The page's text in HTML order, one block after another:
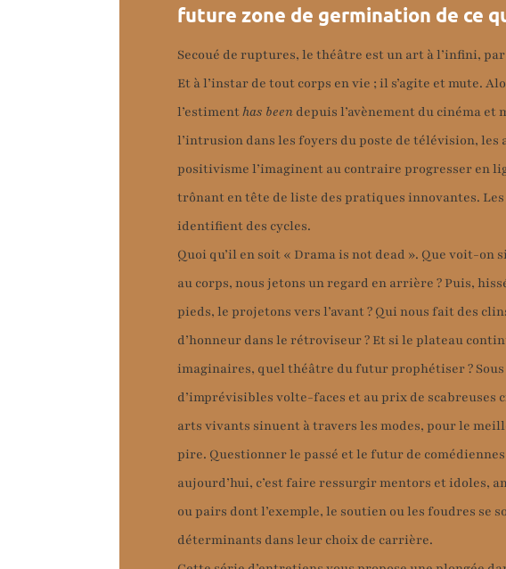
future zone de germination de ce
Secoué de ruptures, le théâtre est un art à l’infini,
Et à l’instar de tout corps en vie ; il s’agite et mute.
l’estimenthas beendepuis l’avènement du cinéma et
l’intrusion dans les foyers du poste de télévision, les
positivisme l’imaginent au contraire progresser en
trônant en tête de liste des pratiques innovantes. Les
identifient des cycles.
Quoi qu’il en soit « Drama is not dead ». Que voit-on
au corps, nous jetons un regard en arrière ? Puis,
pieds, le projetons vers l’avant ? Qui nous fait des
d’honneur dans le rétroviseur ? Et si le plateau
imaginaires, quel théâtre du futur prophétiser ? Sous
d’imprévisibles volte-faces et au prix de scabreuses
arts vivants sinuent à travers les modes, pour le
pire. Questionner le passé et le futur de
aujourd’hui, c’est faire ressurgir mentors et idoles,
ou pairs dont l’exemple, le soutien ou les foudres se
déterminants dans leur choix de carrière.